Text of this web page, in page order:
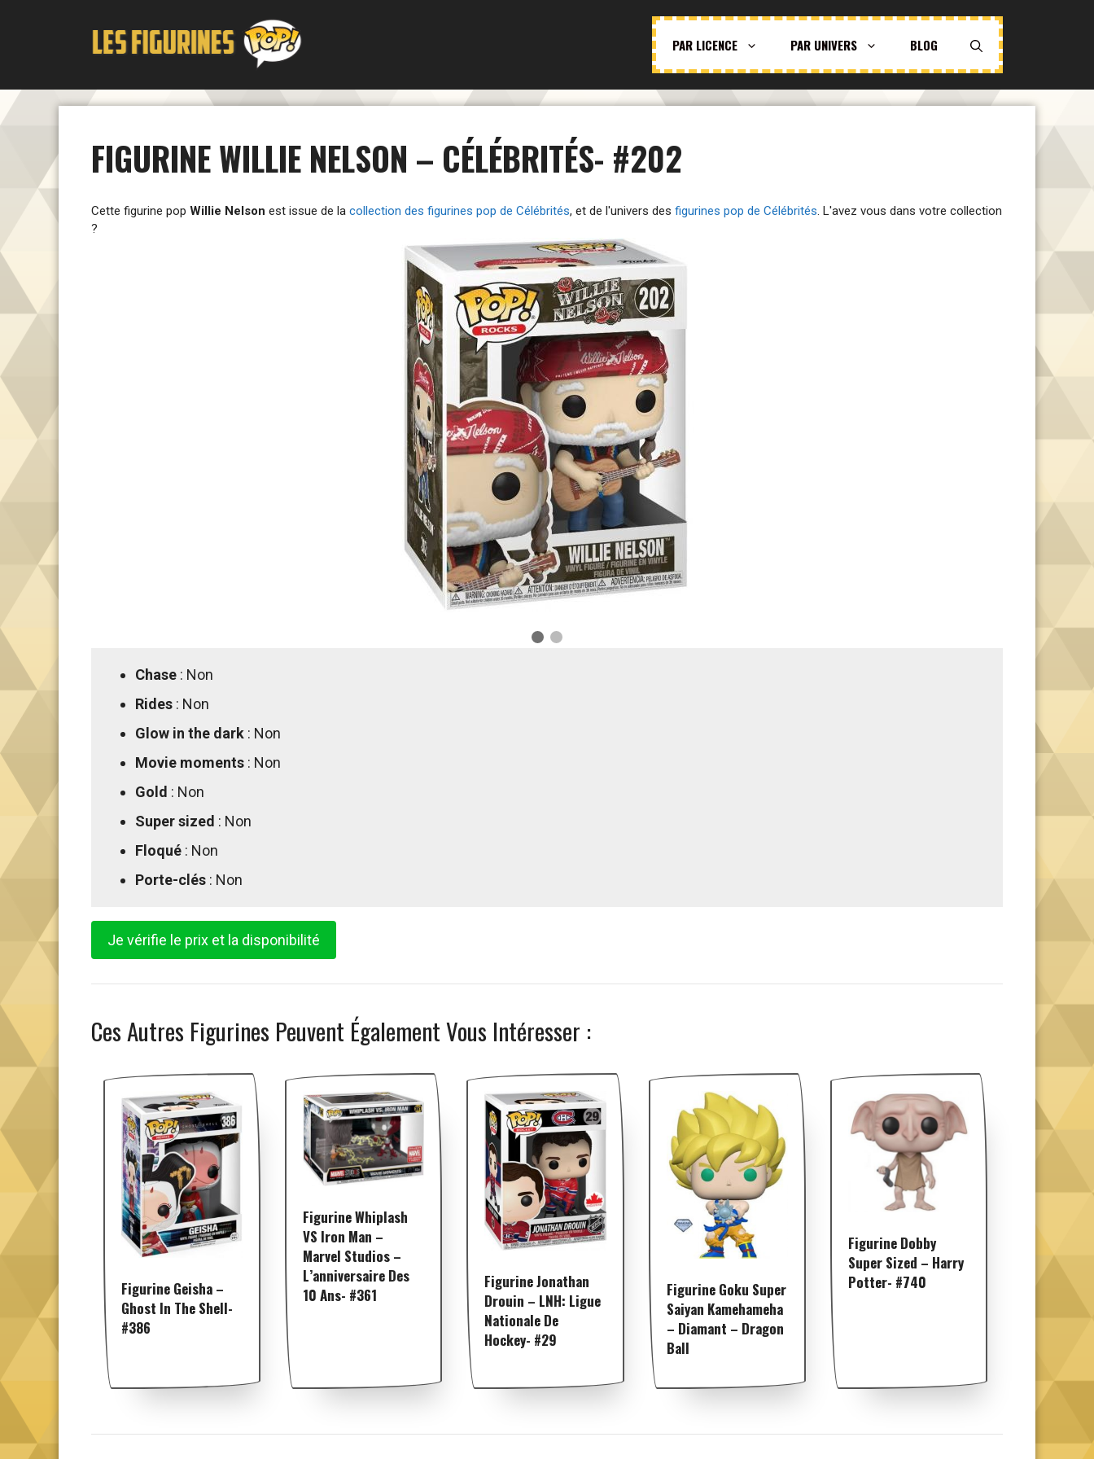
PAR LICENCE PAR UNIVERS BLOG
FIGURINE WILLIE NELSON – CÉLÉBRITÉS- #202
Cette figurine pop Willie Nelson est issue de la collection des figurines pop de Célébrités, et de l'univers des figurines pop de Célébrités. L'avez vous dans votre collection
?
Chase : Non
Rides : Non
Glow in the dark : Non
Movie moments : Non
Gold : Non
Super sized : Non
Floqué : Non
Porte-clés : Non
Je vérifie le prix et la disponibilité
Ces Autres Figurines Peuvent Également Vous Intéresser :
Figurine Geisha –
Ghost In The Shell-
#386
Figurine Whiplash
VS Iron Man –
Marvel Studios –
L’anniversaire Des
10 Ans- #361
Figurine Jonathan
Drouin – LNH: Ligue
Nationale De
Hockey- #29
Figurine Goku Super
Saiyan Kamehameha
– Diamant – Dragon
Ball
Figurine Dobby
Super Sized – Harry
Potter- #740